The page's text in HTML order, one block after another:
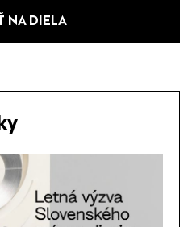
NA DIELA